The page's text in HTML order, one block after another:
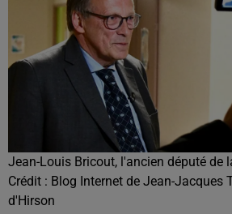
Jean-Louis Bricout, l'ancien député de
Crédit : Blog Internet de Jean-Jacques
d'Hirson